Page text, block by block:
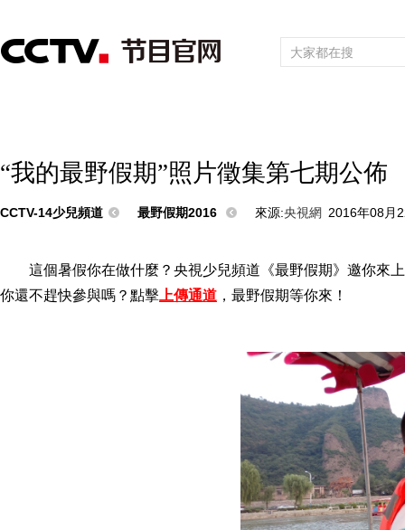
“我的最野假期”照片徵集第七期公佈
CCTV-14少兒頻道 最野假期2016 來源:央視網 2016年08月
這個暑假你在做什麼？央視少兒頻道《最野假期》邀你來
你還不趕快參與嗎？點擊 上傳通道 ，最野假期等你來！